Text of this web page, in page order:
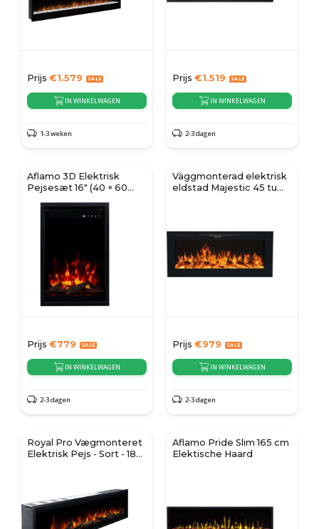
Prijs €1.579
IN WINKELWAGEN
1-3 weken
Prijs €1.519
IN WINKELWAGEN
2-3 dagen
Aflamo 3D Elektrisk
Pejsesæt 16" (40 × 60
Prijs €779
IN WINKELWAGEN
2-3 dagen
Väggmonterad elektrisk
eldstad Majestic 45 tum
Prijs €979
IN WINKELWAGEN
2-3 dagen
Royal Pro Vægmonteret
Elektrisk Pejs - Sort - 180
Aflamo Pride Slim 165 cm
Elektische Haard